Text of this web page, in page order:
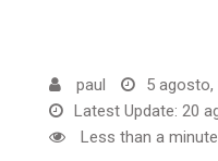
paul
5 agosto,
Latest Update: 20
Less than a minute